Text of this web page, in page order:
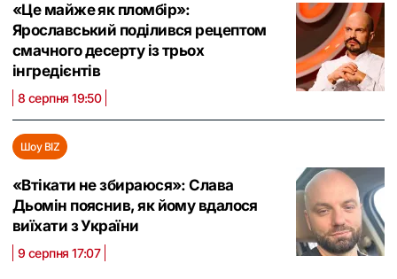
«Це майже як пломбір»:
Ярославський поділився рецептом
смачного десерту із трьох
інгредієнтів
8 серпня 19:50
Шоу BIZ
«Втікати не збираюся»: Слава
Дьомін пояснив, як йому вдалося
виїхати з України
9 серпня 17:07